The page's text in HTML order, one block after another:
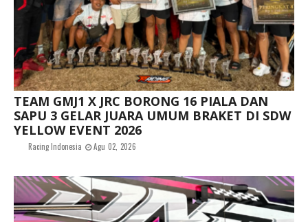
TEAM GMJ1 X JRC BORONG 16 PIALA DAN
SAPU 3 GELAR JUARA UMUM BRAKET DI SDW
YELLOW EVENT 2026
Racing Indonesia Agu 02, 2026